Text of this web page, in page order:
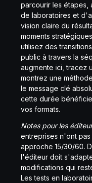
parcourir les étapes,
de laboratoires et
vision claire du
moments
utilisez des
public à travers la
augmente ici, tracez
montrez une
le message clé
cette durée
vos formats.
Notes pour les
entreprises n'ont
approche 15/30/60.
l'éditeur doit
modifications qui
Les tests en